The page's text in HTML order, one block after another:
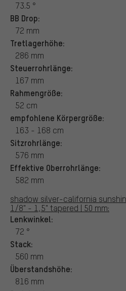
73.5 °
BB Drop:
72 mm
Tretlagerhöhe:
286 mm
Steuerrohrlänge:
167 mm
Rahmengröße:
52 cm
empfohlene Körpergröße:
163 - 168 cm
Sitzrohrlänge:
576 mm
Effektive Oberrohrlänge:
582 mm
shadow silver-california
1/8" - 1,5" tapered | 50 mm:
Lenkwinkel:
72 °
Stack:
560 mm
Überstandshöhe:
816 mm